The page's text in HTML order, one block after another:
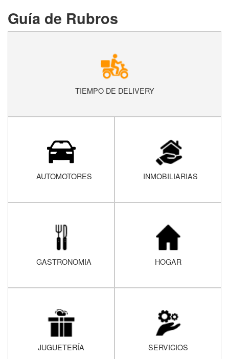
Guía de Rubros
TIEMPO DE DELIVERY
AUTOMOTORES INMOBILIARIAS
GASTRONOMIA HOGAR
JUGUETERÍA SERVICIOS